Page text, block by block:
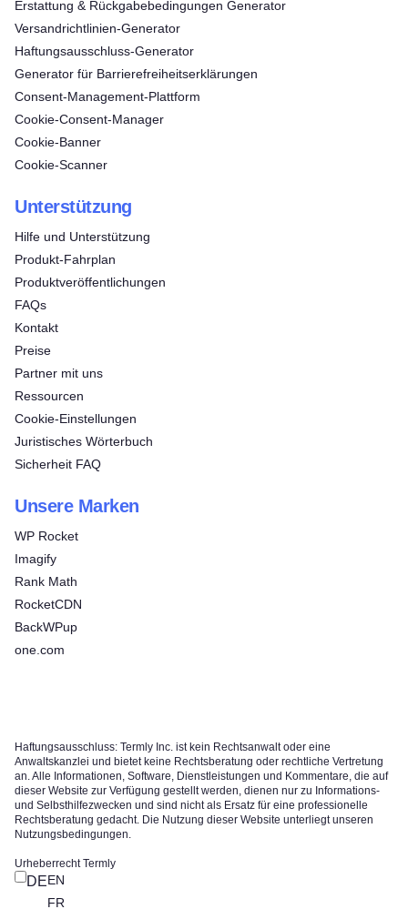
Erstattung & Rückgabebedingungen Generator
Versandrichtlinien-Generator
Haftungsausschluss-Generator
Generator für Barrierefreiheitserklärungen
Consent‑Management‑Plattform
Cookie-Consent-Manager
Cookie-Banner
Cookie-Scanner
Unterstützung
Hilfe und Unterstützung
Produkt-Fahrplan
Produktveröffentlichungen
FAQs
Kontakt
Preise
Partner mit uns
Ressourcen
Cookie-Einstellungen
Juristisches Wörterbuch
Sicherheit FAQ
Unsere Marken
WP Rocket
Imagify
Rank Math
RocketCDN
BackWPup
one.com
Haftungsausschluss: Termly Inc. ist kein Rechtsanwalt oder eine
Anwaltskanzlei und bietet keine Rechtsberatung oder rechtliche Vertretung
an. Alle Informationen, Software, Dienstleistungen und Kommentare, die auf
dieser Website zur Verfügung gestellt werden, dienen nur zu Informations-
und Selbsthilfezwecken und sind nicht als Ersatz für eine professionelle
Rechtsberatung gedacht. Die Nutzung dieser Website unterliegt unseren
Nutzungsbedingungen.
Urheberrecht Termly
DEEN
FR